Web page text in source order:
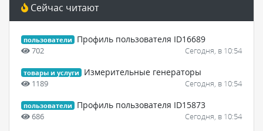
Сейчас читают
пользователи Профиль пользователя ID16689
702 Сегодня, в 10:54
товары и услуги Измерительные генераторы
1189 Сегодня, в 10:54
пользователи Профиль пользователя ID15873
686 Сегодня, в 10:54